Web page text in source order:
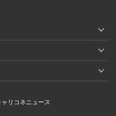
リコネニュース